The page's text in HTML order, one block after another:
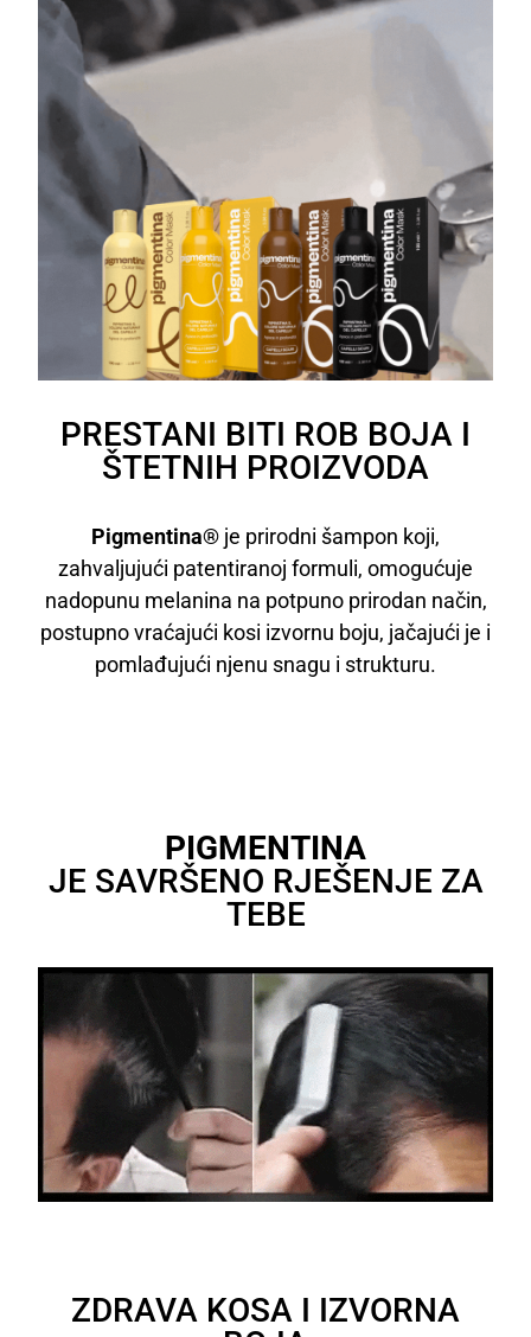
PRESTANI BITI ROB BOJA I
ŠTETNIH PROIZVODA
Pigmentina® je prirodni šampon koji,
zahvaljujući patentiranoj formuli, omogućuje
nadopunu melanina na potpuno prirodan način,
postupno vraćajući kosi izvornu boju, jačajući je i
pomlađujući njenu snagu i strukturu.
PIGMENTINA
JE SAVRŠENO RJEŠENJE ZA
TEBE
ZDRAVA KOSA I IZVORNA